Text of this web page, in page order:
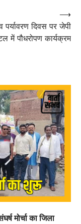
पर्यावरण दिवस पर जेपी
में पौधरोपण कार्यक्रम
⟶
मोर्चा का जिला